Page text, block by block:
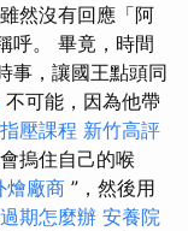
然沒有回應「阿
呼。 畢竟，時間
事，讓國王點頭同
不可能，因為他帶
指壓課程 新竹高評
摀住自己的喉
燴廠商 ”，然後用
期怎麼辦 安養院